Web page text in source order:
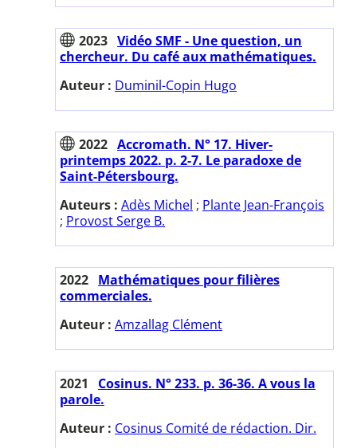
2023 Vidéo SMF - Une question, un
chercheur. Du café aux mathématiques.
Auteur : Duminil-Copin Hugo
2022 Accromath. N° 17. Hiver-
printemps 2022. p. 2-7. Le paradoxe de
Saint-Pétersbourg.
Auteurs : Adès Michel ; Plante Jean-François
; Provost Serge B.
2022 Mathématiques pour filières
commerciales.
Auteur : Amzallag Clément
2021
Cosinus. N° 233. p. 36-36. A vous la
parole.
Auteur : Cosinus Comité de rédaction. Dir.